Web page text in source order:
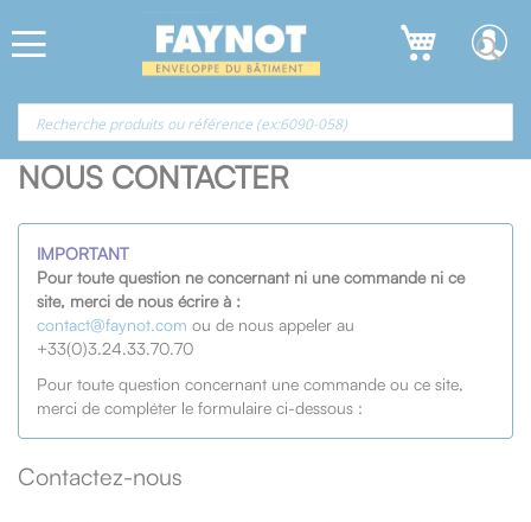
au
contenu
NOUS CONTACTER
IMPORTANT
Pour toute question ne concernant ni une commande ni ce
site, merci de nous écrire à :
contact@faynot.com ou de nous appeler au
+33(0)3.24.33.70.70
Pour toute question concernant une commande ou ce site,
merci de compléter le formulaire ci-dessous :
Contactez-nous